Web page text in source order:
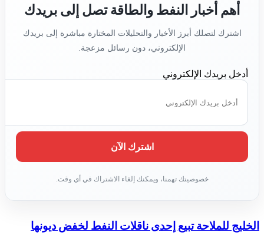
أهم أخبار النفط والطاقة تصل إلى بريدك
اشترك لتصلك أبرز الأخبار والتحليلات المختارة مباشرة إلى بريدك
الإلكتروني، دون رسائل مزعجة.
أدخل بريدك الإلكتروني
الخليج للملاحة تبيع إحدى ناقلات النفط لخفض ديونها